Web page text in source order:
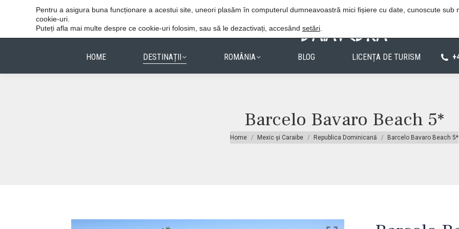
Vacanțele reușite stau în detalii. Procedura de rezervare Politica de
HOME DESTINAȚII ROMÂNIA BLOG LICENȚA DE TURISM
Barcelo Bavaro Beach 5*
You are here:
Home Mexic și Caraibe Republica Dominicană Barcelo Bavaro Beach 5*
Pentru a asigura buna funcționare a acestui site, uneori plasăm în computerul dumneavoastră mici fișiere cu date, cunoscute sub
cookie-uri.
Puteți afla mai multe despre ce cookie-uri folosim, sau să le dezactivați, accesând setări